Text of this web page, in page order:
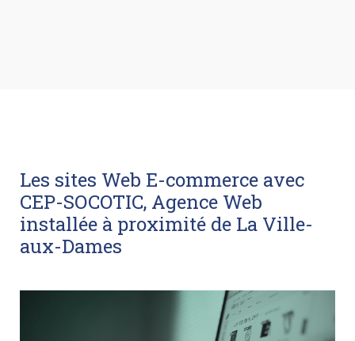
Les sites Web E-commerce avec
CEP-SOCOTIC, Agence Web
installée à proximité de La Ville-
aux-Dames